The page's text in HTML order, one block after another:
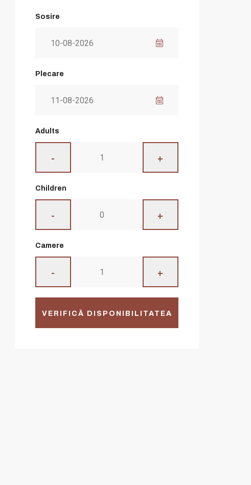
Sosire
Plecare
Adults
- +
Children
- +
Camere
- +
VERIFICĂ DISPONIBILITATEA